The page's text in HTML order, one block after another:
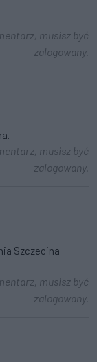
musisz być
zalogowany.
musisz być
zalogowany.
Szczecina
musisz być
zalogowany.